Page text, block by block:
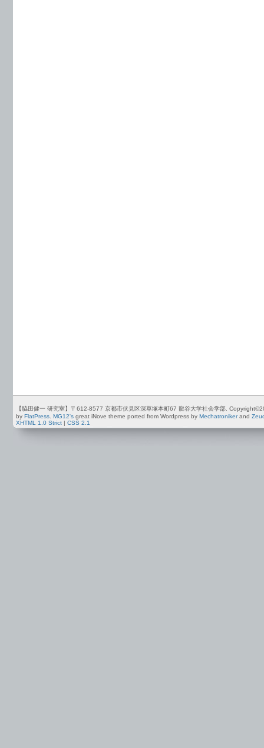
【脇田健一 研究室】〒612-8577 京都市伏見区深草塚本町67 龍谷大学社会学部.
by FlatPress. MG12's great iNove theme ported from Wordpress by Mechatronikerand
XHTML 1.0 Strict
CSS 2.1